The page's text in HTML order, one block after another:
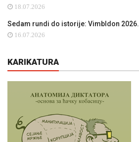
18.07.2026
Sedam rundi do istorije: Vimbldon 2026.
16.07.2026
KARIKATURA